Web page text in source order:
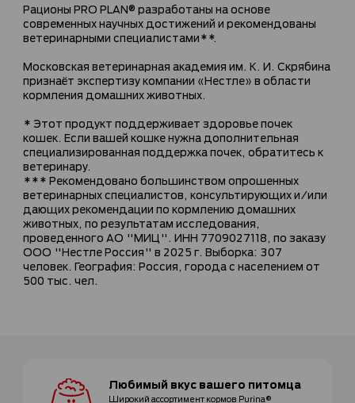
Рационы PRO PLAN® разработаны на основе
современных научных достижений и рекомендованы
ветеринарными специалистами**.
Московская ветеринарная академия им. К. И. Скрябина
признаёт экспертизу компании «Нестле» в области
кормления домашних животных.
* Этот продукт поддерживает здоровье почек
кошек. Если вашей кошке нужна дополнительная
специализированная поддержка почек, обратитесь к
ветеринару.
*** Рекомендовано большинством опрошенных
ветеринарных специалистов, консультирующих и/или
дающих рекомендации по кормлению домашних
животных, по результатам исследования,
проведенного АО "МИЦ". ИНН 7709027118, по заказу
ООО "Нестле Россия" в 2025 г. Выборка: 307
человек. География: Россия, города с населением от
500 тыс. чел.
Любимый вкусвашего питомца
Широкий ассортимент кормов Purina®